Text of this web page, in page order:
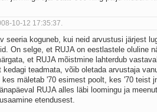
10-12 17:35:37.
seeria koguneb, kui neid arvustusi järjest
On selge, et RUJA on eestlastele oluline
et RUJA mõistmine lahterdub
kedagi teadmata, võib oletada arvustaja
mäletab '70 esimest poolt, kes '70 teist
RUJA alles läbi loomingu ja
etendusest.